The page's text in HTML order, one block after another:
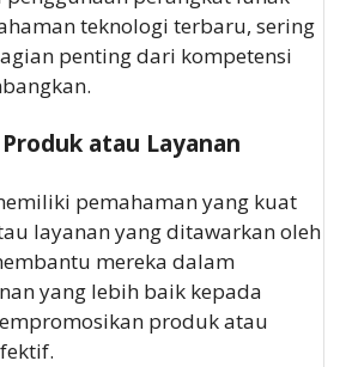
teknologi terbaru, sering
penting dari kompetensi
atau Layanan
pemahaman yang kuat
layanan yang ditawarkan oleh
mereka dalam
yang lebih baik kepada
produk atau